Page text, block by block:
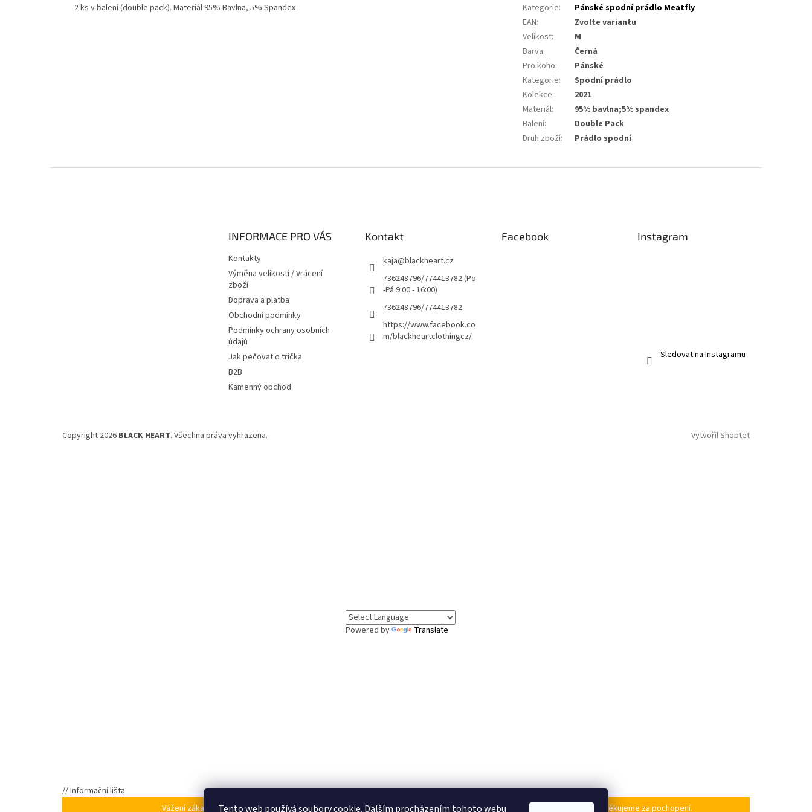
Tento web používá soubory cookie. Dalším procházením tohoto webu
2 ks v balení (double pack). Materiál 95% Bavlna, 5% Spandex Kategorie:
Pánské spodní prádlo Meatfly
EAN:
Zvolte variantu
Velikost:
M
Barva:
Černá
Pro koho:
Pánské
Kategorie:
Spodní prádlo
Kolekce:
2021
Materiál:
95% bavlna;5% spandex
Balení:
Double Pack
Druh zboží: Prádlo spodní
INFORMACE PRO VÁS
Kontakty
Výměna velikosti / Vrácení
zboží
Doprava a platba
Obchodní podmínky
Podmínky ochrany osobních
údajů
Jak pečovat o trička
B2B
Kamenný obchod
Kontakt
kaja@blackheart.cz
736248796/774413782 (Po
-Pá 9:00 - 16:00)
736248796/774413782
https://www.facebook.co
m/blackheartclothingcz/
Facebook Instagram
Sledovat na Instagramu
Vytvořil Shoptet
Copyright 2026 BLACK HEART. Všechna práva vyhrazena.
Powered by Translate
// Informační lišta
Vážení zákazníci, ve dnech 5.8. až 7.8. čerpáme dovolenou. Objednávky v tomto období budou vyřízeny po našem návratu. Děkujeme za pochopení.